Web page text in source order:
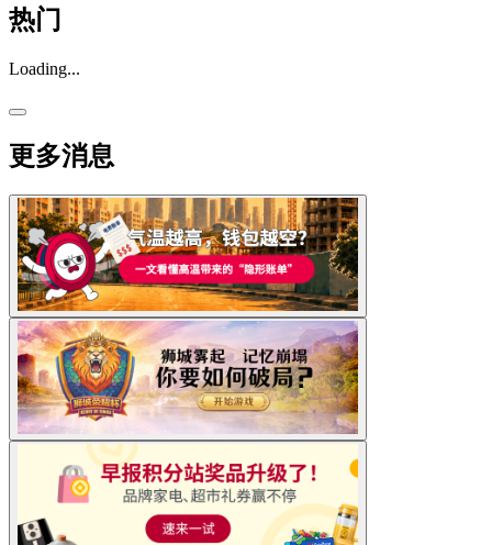
热门
Loading...
更多消息